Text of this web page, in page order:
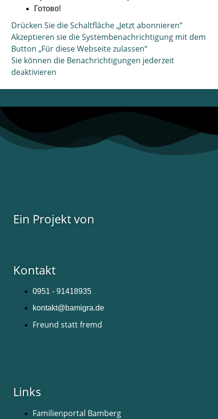
Drücken Sie die Schaltfläche „Jetzt abonnieren“
Akzeptieren sie die Systembenachrichtigung mit dem
Button „Für diese Webseite zulassen“
Sie können die Benachrichtigungen jederzeit
deaktivieren
Готово!
Ein Projekt von
Kontakt
0951 - 91418935
kontakt@bamigra.de
Freund statt fremd
Links
Familienportal Bamberg